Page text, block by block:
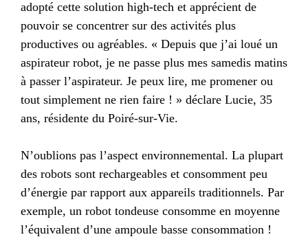
adopté cette solution high-tech et apprécient de
pouvoir se concentrer sur des activités plus
productives ou agréables. « Depuis que j’ai loué un
aspirateur robot, je ne passe plus mes samedis matins
à passer l’aspirateur. Je peux lire, me promener ou
tout simplement ne rien faire ! » déclare Lucie, 35
ans, résidente du Poiré-sur-Vie.
N’oublions pas l’aspect environnemental. La plupart
des robots sont rechargeables et consomment peu
d’énergie par rapport aux appareils traditionnels. Par
exemple, un robot tondeuse consomme en moyenne
l’équivalent d’une ampoule basse consommation !